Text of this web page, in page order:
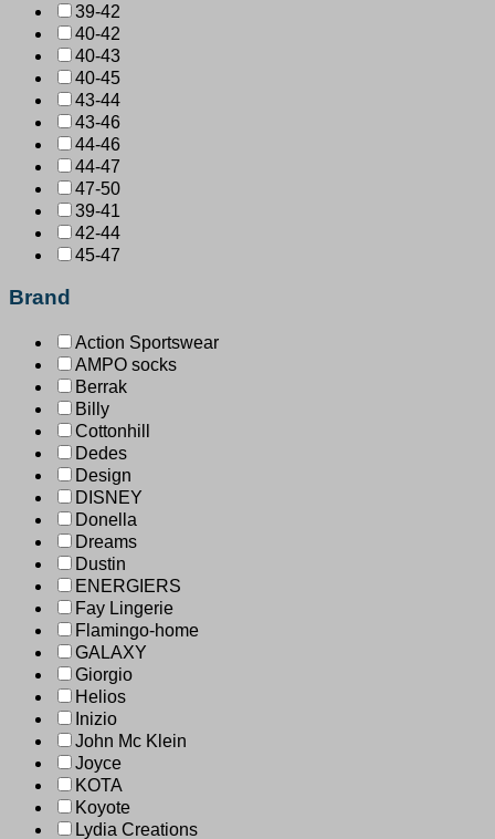
39-42
40-42
40-43
40-45
43-44
43-46
44-46
44-47
47-50
39-41
42-44
45-47
Brand
Action Sportswear
AMPO socks
Berrak
Billy
Cottonhill
Dedes
Design
DISNEY
Donella
Dreams
Dustin
ENERGIERS
Fay Lingerie
Flamingo-home
GALAXY
Giorgio
Helios
Inizio
John Mc Klein
Joyce
KOTA
Koyote
Lydia Creations